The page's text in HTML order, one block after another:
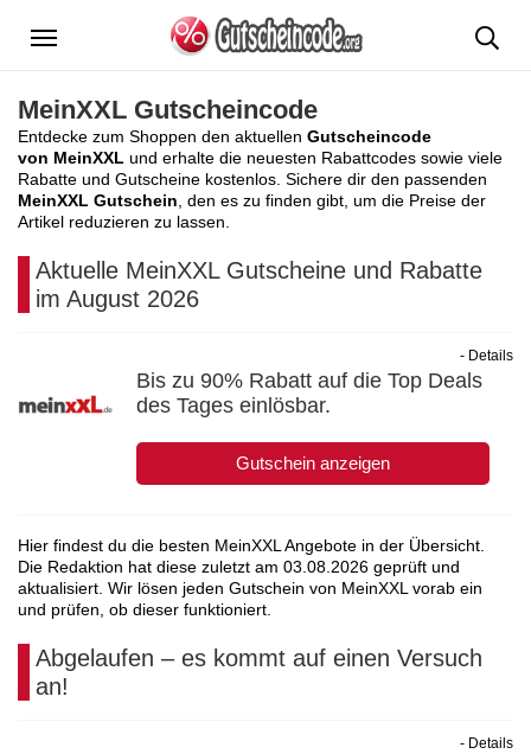
Menü
MeinXXL Gutscheincode
Entdecke zum Shoppen den aktuellen Gutscheincode
von MeinXXL und erhalte die neuesten Rabattcodes sowie viele
Rabatte und Gutscheine kostenlos. Sichere dir den passenden
MeinXXL Gutschein , den es zu finden gibt, um die Preise der
Artikel reduzieren zu lassen.
Aktuelle MeinXXL Gutscheine und Rabatte
im August 2026
Bis zu 90% Rabatt auf die Top Deals
des Tages einlösbar.
Gutschein anzeigen
- Details
Hier findest du die besten MeinXXL Angebote in der Übersicht.
Die Redaktion hat diese zuletzt am 03.08.2026 geprüft und
aktualisiert. Wir lösen jeden Gutschein von MeinXXL vorab ein
und prüfen, ob dieser funktioniert.
Abgelaufen – es kommt auf einen Versuch
an!
- Details